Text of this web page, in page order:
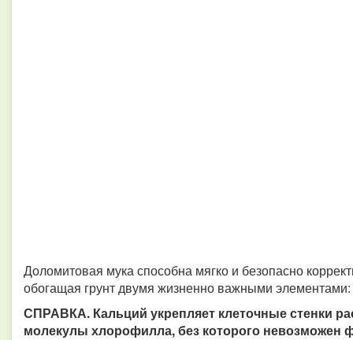
Доломитовая мука способна мягко и безопасно
обогащая грунт двумя жизненно важными
СПРАВКА. Кальций укрепляет клеточные стенки
молекулы хлорофилла, без которого невозможен